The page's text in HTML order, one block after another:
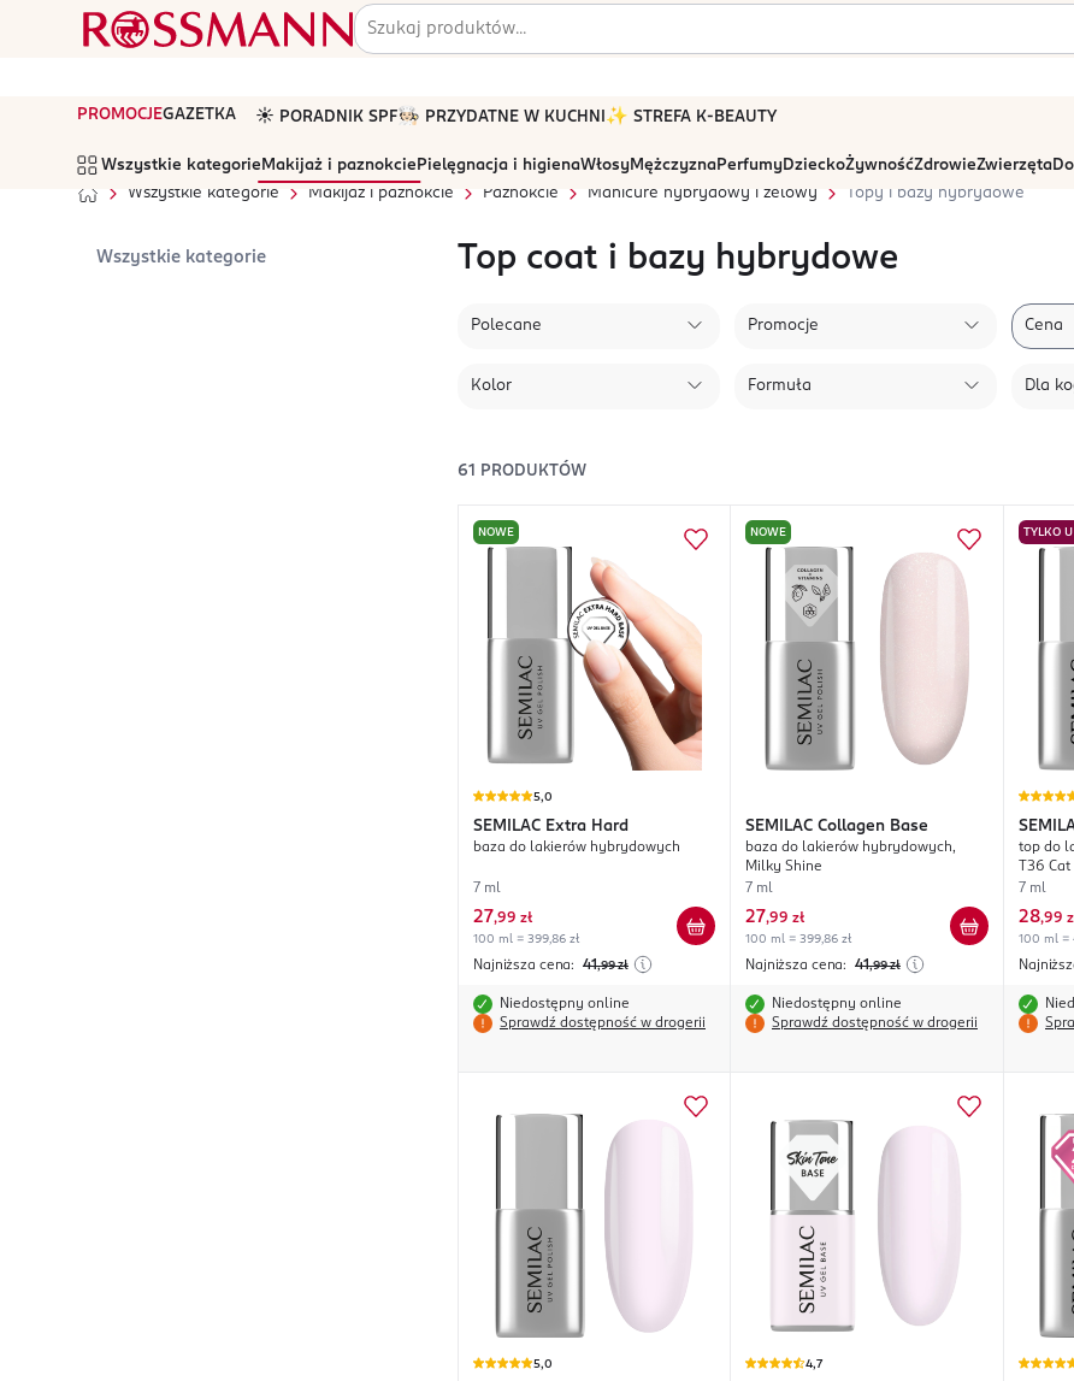
PROMOCJEGAZETKA ☀️ PORADNIK SPF🧑🏻‍🍳 PRZYDATNE W KUCHNI ✨ STREFA K-BEAUTY
Wszystkie kategorie Makijaż i paznokcie Pielęgnacja i higienaWłosyMężczyznaPerfumyDzieckoŻywnośćZdrowieZwierzęta
Wszystkie kategorie
Makijaż i paznokcie Paznokcie Manicure hybrydowy i żelowy Topy i bazy hybrydowe
Wszystkie kategorie Top coat i bazy hybrydowe
Polecane Promocje Cena
Kolor Formuła Dla
61 PRODUKTÓW
NOWE
5,0
SEMILAC Extra Hard
baza do lakierów hybrydowych
7 ml
27,99 zł
100 ml = 399,86 zł
Najniższa cena: 41,99 zł
Niedostępny online
Sprawdź dostępność w drogerii
NOWE
SEMILAC Collagen Base
baza do lakierów hybrydowych,
Milky Shine
7 ml
27,99 zł
100 ml = 399,86 zł
Najniższa cena: 41,99 zł
Niedostępny online
Sprawdź dostępność w drogerii
TYLKO
Effect
top do
T36
7 ml
28,99
100 ml =
5,0 4,7